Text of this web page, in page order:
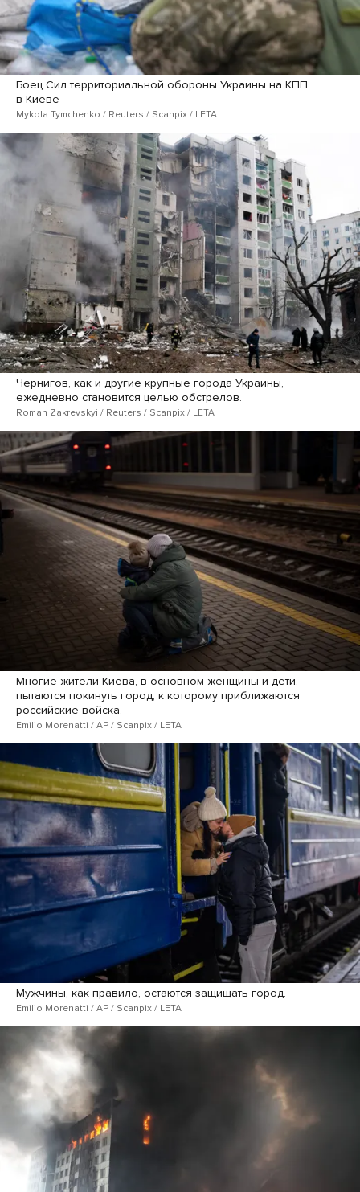
Боец Сил территориальной обороны Украины на КПП
в Киеве
Mykola Tymchenko / Reuters / Scanpix / LETA
Чернигов, как и другие крупные города Украины,
ежедневно становится целью обстрелов.
Roman Zakrevskyi / Reuters / Scanpix / LETA
Многие жители Киева, в основном женщины и дети,
пытаются покинуть город, к которому приближаются
российские войска.
Emilio Morenatti / AP / Scanpix / LETA
Мужчины, как правило, остаются защищать город.
Emilio Morenatti / AP / Scanpix / LETA